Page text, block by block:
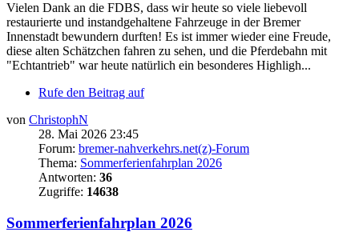
Vielen Dank an die FDBS, dass wir heute so viele liebevoll
restaurierte und instandgehaltene Fahrzeuge in der Bremer
Innenstadt bewundern durften! Es ist immer wieder eine Freude,
diese alten Schätzchen fahren zu sehen, und die Pferdebahn mit
"Echtantrieb" war heute natürlich ein besonderes Highligh...
Rufe den Beitrag auf
von ChristophN
28. Mai 2026 23:45
Forum: bremer-nahverkehrs.net(z)-Forum
Thema: Sommerferienfahrplan 2026
Antworten: 36
Zugriffe: 14638
Sommerferienfahrplan 2026